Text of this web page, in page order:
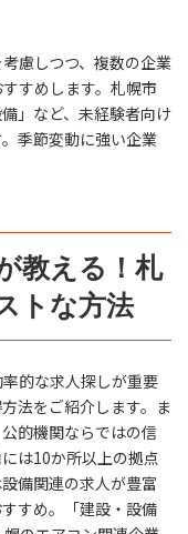
慮しつつ、複数の企業
すめします。札幌市
」など、未経験者向け
季節変動に強い企業
教える！札
トな方法
的な求人探しが重要
法をご紹介します。ま
的機関ならではの信
は10か所以上の拠点
備関連の求人が豊富
すめ。「建設・設備